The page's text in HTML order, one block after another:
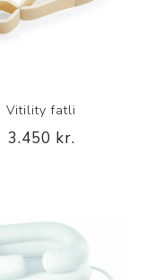
Vitility fatli
3.450 kr.